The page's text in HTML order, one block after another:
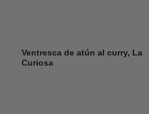
Ventresca de atún al curry, La
Curiosa